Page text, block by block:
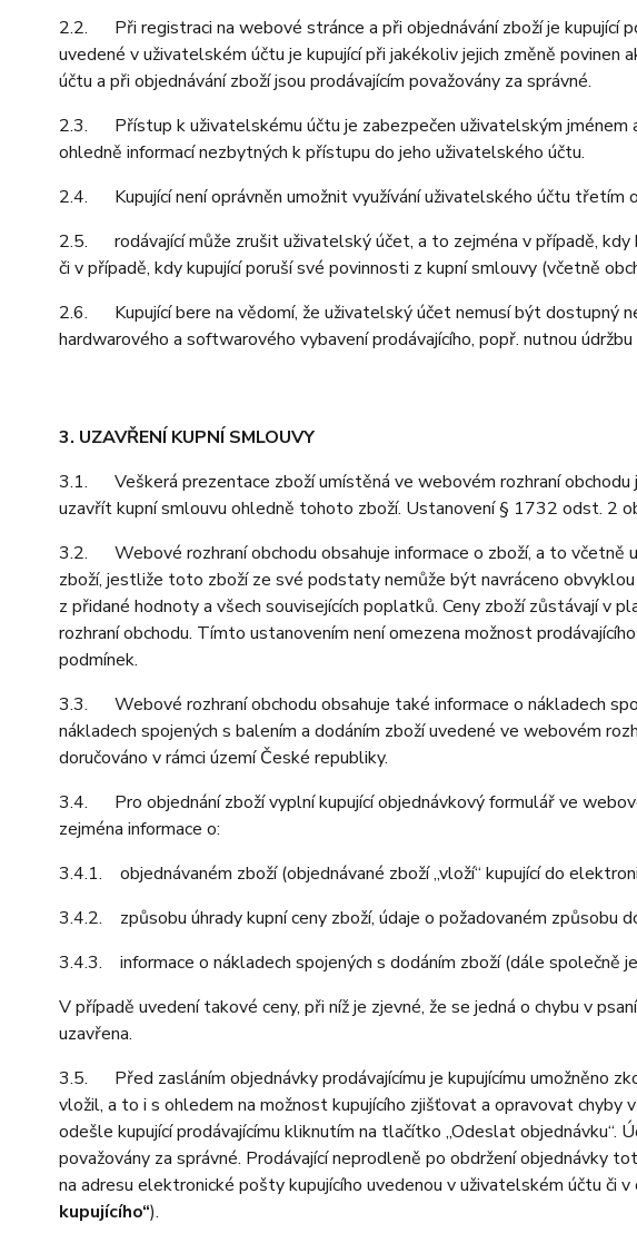
2.2. Při registraci na webové stránce a při objednávání zboží je kupující
uvedené v uživatelském účtu je kupující při jakékoliv jejich změně povinen
účtu a při objednávání zboží jsou prodávajícím považovány za správné.
2.3. Přístup k uživatelskému účtu je zabezpečen uživatelským jménem
ohledně informací nezbytných k přístupu do jeho uživatelského účtu.
2.4. Kupující není oprávněn umožnit využívání uživatelského účtu třetím
2.5. rodávající může zrušit uživatelský účet, a to zejména v případě, kdy
či v případě, kdy kupující poruší své povinnosti z kupní smlouvy (včetně
2.6. Kupující bere na vědomí, že uživatelský účet nemusí být dostupný
hardwarového a softwarového vybavení prodávajícího, popř. nutnou
3. UZAVŘENÍ KUPNÍ SMLOUVY
3.1. Veškerá prezentace zboží umístěná ve webovém rozhraní obchodu
uzavřít kupní smlouvu ohledně tohoto zboží. Ustanovení § 1732 odst. 2
3.2. Webové rozhraní obchodu obsahuje informace o zboží, a to včetně
zboží, jestliže toto zboží ze své podstaty nemůže být navráceno
z přidané hodnoty a všech souvisejících poplatků. Ceny zboží zůstávají v
rozhraní obchodu. Tímto ustanovením není omezena možnost
podmínek.
3.3. Webové rozhraní obchodu obsahuje také informace o nákladech
nákladech spojených s balením a dodáním zboží uvedené ve webovém
doručováno v rámci území České republiky.
3.4. Pro objednání zboží vyplní kupující objednávkový formulář ve
zejména informace o:
3.4.1. objednávaném zboží (objednávané zboží „vloží“ kupující do
3.4.2. způsobu úhrady kupní ceny zboží, údaje o požadovaném způsobu
3.4.3. informace o nákladech spojených s dodáním zboží (dále společně
V případě uvedení takové ceny, při níž je zjevné, že se jedná o chybu v
uzavřena.
3.5. Před zasláním objednávky prodávajícímu je kupujícímu umožněno
vložil, a to i s ohledem na možnost kupujícího zjišťovat a opravovat chyby
odešle kupující prodávajícímu kliknutím na tlačítko „Odeslat objednávku“.
považovány za správné. Prodávající neprodleně po obdržení objednávky
na adresu elektronické pošty kupujícího uvedenou v uživatelském účtu či v
kupujícího“).